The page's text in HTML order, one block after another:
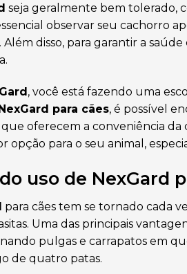
seja geralmente bem tolerado,
observar seu cachorro
Além disso, para garantir a
, você está fazendo uma
para cães, é possível
oferecem a conveniência
opção para o seu animal,
uso de NexGard
para cães tem se tornado cada
Uma das principais
pulgas e carrapatos em
de quatro patas.